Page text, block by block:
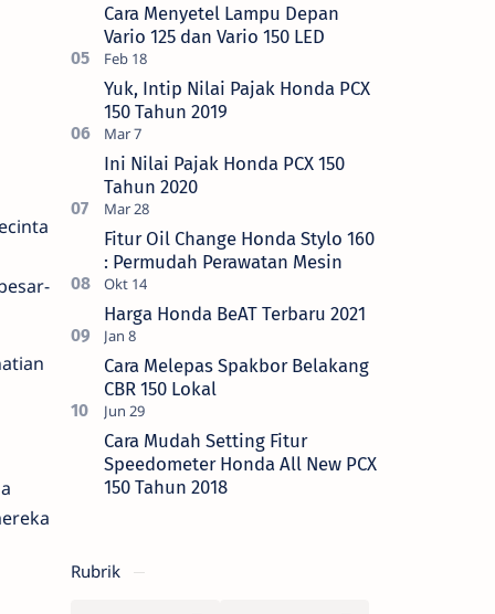
Cara Menyetel Lampu Depan
Vario 125 dan Vario 150 LED
Yuk, Intip Nilai Pajak Honda PCX
150 Tahun 2019
Ini Nilai Pajak Honda PCX 150
Tahun 2020
Fitur Oil Change Honda Stylo 160
: Permudah Perawatan Mesin
Harga Honda BeAT Terbaru 2021
Cara Melepas Spakbor Belakang
CBR 150 Lokal
Cara Mudah Setting Fitur
Speedometer Honda All New PCX
150 Tahun 2018
Rubrik